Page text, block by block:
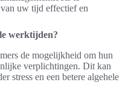
uw tijd effectief en
werktijden?
de mogelijkheid om hun
verplichtingen. Dit kan
stress en een betere algehele